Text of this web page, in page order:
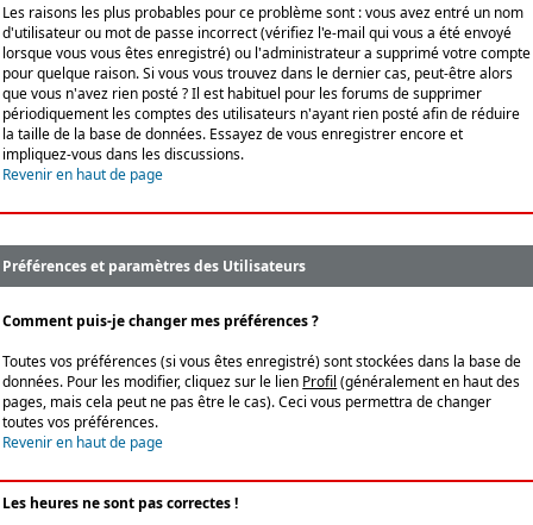
Les raisons les plus probables pour ce problème sont : vous avez entré un nom
d'utilisateur ou mot de passe incorrect (vérifiez l'e-mail qui vous a été envoyé
lorsque vous vous êtes enregistré) ou l'administrateur a supprimé votre compte
pour quelque raison. Si vous vous trouvez dans le dernier cas, peut-être alors
que vous n'avez rien posté ? Il est habituel pour les forums de supprimer
périodiquement les comptes des utilisateurs n'ayant rien posté afin de réduire
la taille de la base de données. Essayez de vous enregistrer encore et
impliquez-vous dans les discussions.
Revenir en haut de page
Préférences et paramètres des Utilisateurs
Comment puis-je changer mes préférences ?
Toutes vos préférences (si vous êtes enregistré) sont stockées dans la base de
données. Pour les modifier, cliquez sur le lien Profil (généralement en haut des
pages, mais cela peut ne pas être le cas). Ceci vous permettra de changer
toutes vos préférences.
Revenir en haut de page
Les heures ne sont pas correctes !